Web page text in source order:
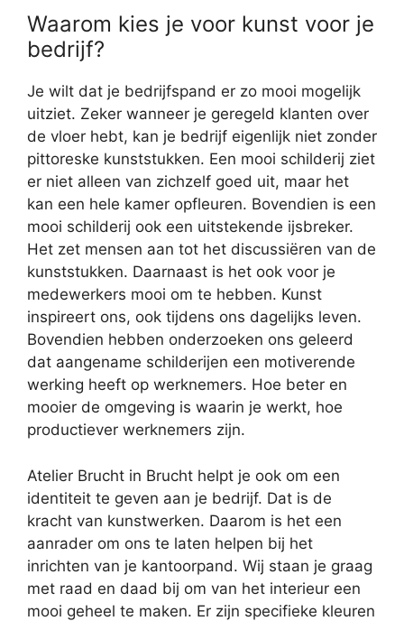
Waarom kies je voor kunst voor je
bedrijf?
Je wilt dat je bedrijfspand er zo mooi mogelijk
uitziet. Zeker wanneer je geregeld klanten over
de vloer hebt, kan je bedrijf eigenlijk niet zonder
pittoreske kunststukken. Een mooi schilderij ziet
er niet alleen van zichzelf goed uit, maar het
kan een hele kamer opfleuren. Bovendien is een
mooi schilderij ook een uitstekende ijsbreker.
Het zet mensen aan tot het discussiëren van de
kunststukken. Daarnaast is het ook voor je
medewerkers mooi om te hebben. Kunst
inspireert ons, ook tijdens ons dagelijks leven.
Bovendien hebben onderzoeken ons geleerd
dat aangename schilderijen een motiverende
werking heeft op werknemers. Hoe beter en
mooier de omgeving is waarin je werkt, hoe
productiever werknemers zijn.
Atelier Brucht in Brucht helpt je ook om een
identiteit te geven aan je bedrijf. Dat is de
kracht van kunstwerken. Daarom is het een
aanrader om ons te laten helpen bij het
inrichten van je kantoorpand. Wij staan je graag
met raad en daad bij om van het interieur een
mooi geheel te maken. Er zijn specifieke kleuren